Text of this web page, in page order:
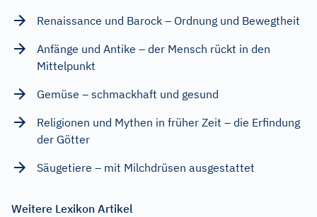
Renaissance und Barock – Ordnung und Bewegtheit
Anfänge und Antike – der Mensch rückt in den
Mittelpunkt
Gemüse – schmackhaft und gesund
Religionen und Mythen in früher Zeit – die Erfindung
der Götter
Säugetiere – mit Milchdrüsen ausgestattet
Weitere Lexikon Artikel